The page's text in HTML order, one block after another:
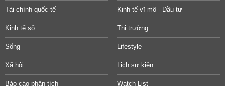
Tài chính quốc tế Kinh tế vĩ mô - Đầu tư
Kinh tế số Thị trường
Sống Lifestyle
Xã hội Lịch sự kiện
Báo cáo phân tích Watch List